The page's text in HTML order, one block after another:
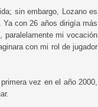
sin embargo, Lozano es
con 26 años dirigía más
paralelamente mi vocación
con mi rol de jugador
vez en el año 2000,